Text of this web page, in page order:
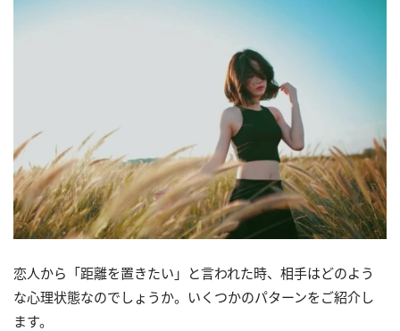
恋人から「距離を置きたい」と言われた時、相手はどのよう
な心理状態なのでしょうか。いくつかのパターンをご紹介し
ます。